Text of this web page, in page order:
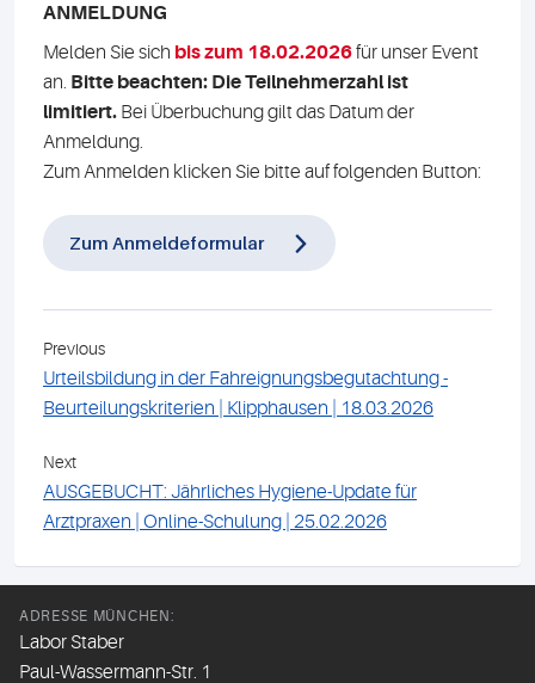
ANMELDUNG
Melden Sie sich bis zum 18.02.2026für unser Event
an. Bitte beachten: Die Teilnehmerzahl ist
limitiert. Bei Überbuchung gilt das Datum der
Anmeldung.
Zum Anmelden klicken Sie bitte auf folgenden Button:
Zum Anmeldeformular
Previous
Urteilsbildung in der Fahreignungsbegutachtung -
Beurteilungskriterien | Klipphausen | 18.03.2026
Next
AUSGEBUCHT: Jährliches Hygiene-Update für
Arztpraxen | Online-Schulung | 25.02.2026
ADRESSE MÜNCHEN:
Labor Staber
Paul-Wassermann-Str. 1